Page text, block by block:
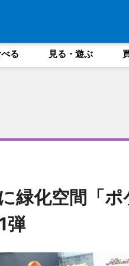
る 見る・遊ぶ
緑化空間「
弾